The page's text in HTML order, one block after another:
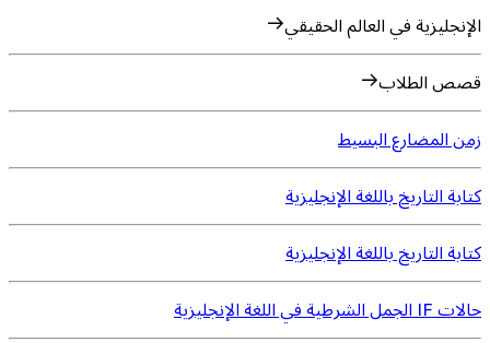
الإنجليزية في العالم الحقيقي
قصص الطلاب
زمن المضارع البسيط
كتابة التاريخ باللغة الإنجليزية
كتابة التاريخ باللغة الإنجليزية
حالات IF الجمل الشرطية في اللغة الإنجليزية